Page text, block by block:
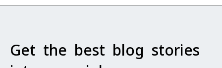
Get the best blog stories